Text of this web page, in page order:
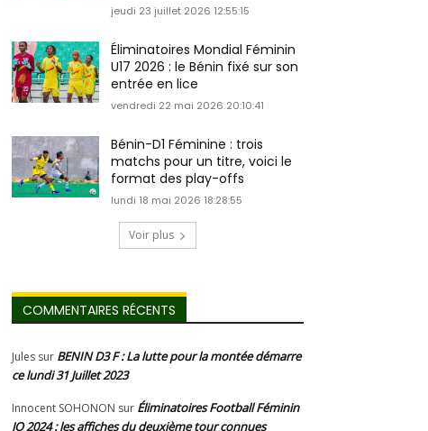
jeudi 23 juillet 2026 12:55:15
Éliminatoires Mondial Féminin
U17 2026 : le Bénin fixé sur son
entrée en lice
vendredi 22 mai 2026 20:10:41
Bénin-D1 Féminine : trois
matchs pour un titre, voici le
format des play-offs
lundi 18 mai 2026 18:28:55
Voir plus
COMMENTAIRES RÉCENTS
Jules sur BENIN D3 F : La lutte pour la montée démarre
ce lundi 31 Juillet 2023
Innocent SOHONON sur Éliminatoires Football Féminin
JO 2024 : les affiches du deuxième tour connues